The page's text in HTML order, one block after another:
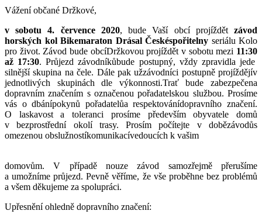
Vážení občané Držkové,
v sobotu 4. července 2020, bude Vaší obcí projíždětzávod
horských kol Bikemaraton Drásal Českéspořitelny seriálu Kolo
pro život. Závod bude obcíDržkovou projíždět v sobotu mezi 11:30
až 17:30. Průjezd závodníkůbude postupný, vždy zpravidla jede
silnější skupina na čele. Dále pak užzávodníci postupně projíždějív
jednotlivých skupinách dle výkonnosti.Trať bude zabezpečena
dopravním značením s označenou pořadatelskou službou. Prosíme
vás o dbánípokynů pořadatelůa respektovánídopravního značení.
O laskavost a toleranci prosíme především obyvatele domů
v bezprostřední okolí trasy. Prosím počítejte v dobězávodůs
omezenou obslužnostíkomunikacívedoucích k vašim
domovům. V případě nouze závod samozřejmě přerušíme
a umožníme průjezd. Pevně věříme, že vše proběhne bez problémů
a všem děkujeme za spolupráci.
Upřesnění ohledně dopravního značení: